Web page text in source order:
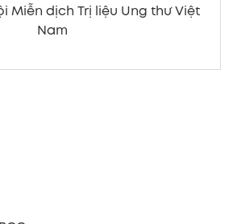
Miễn dịch Trị liệu Ung thư Việt
Nam